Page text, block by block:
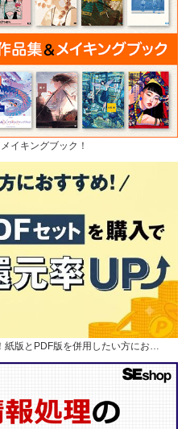
イキングブック！
紙版とPDF版を併用したい方にお…